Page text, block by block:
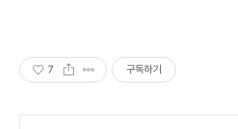
7 구독하기